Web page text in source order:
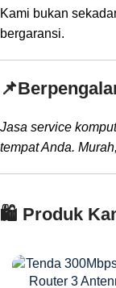
Kami bukan
bergaransi.
📌
Jasa service
tempat Anda.
🛍️ Produk